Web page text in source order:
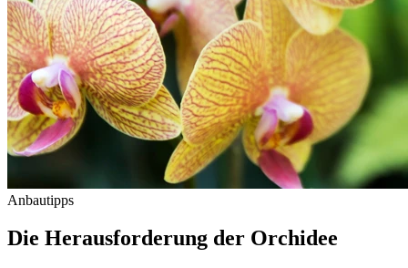
Anbautipps
Die Herausforderung der Orchidee